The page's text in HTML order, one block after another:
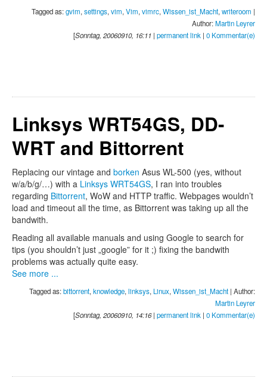
Tagged as:gvim, settings, vim, Vim, vimrc, Wissen_ist_Macht, writeroom |
Author:Martin Leyrer
[Sonntag, 20060910, 16:11 | permanent link | 0 Kommentar(e)
Linksys WRT54GS, DD-
WRT and Bittorrent
Replacing our vintage and borken Asus WL-500 (yes, without
w/a/b/g/…) with a Linksys WRT54GS, I ran into troubles
regarding Bittorrent, WoW and HTTP traffic. Webpages wouldn’t
load and timeout all the time, as Bittorrent was taking up all the
bandwith.
Reading all available manuals and using Google to search for
tips (you shouldn’t just „google” for it ;) fixing the bandwith
problems was actually quite easy.
See more ...
Tagged as:bittorrent, knowledge, linksys, Linux, Wissen_ist_Macht | Author:
Martin Leyrer
[Sonntag, 20060910, 14:16| permanent link | 0 Kommentar(e)